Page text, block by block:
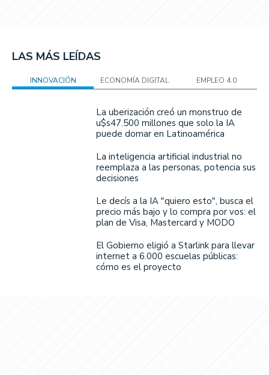
LAS MÁS LEÍDAS
INNOVACIÓN ECONOMÍA DIGITAL EMPLEO 4.0
La uberización creó un monstruo de
u$s47.500 millones que solo la IA
puede domar en Latinoamérica
La inteligencia artificial industrial no
reemplaza a las personas, potencia sus
decisiones
Le decís a la IA "quiero esto", busca el
precio más bajo y lo compra por vos: el
plan de Visa, Mastercard y MODO
El Gobierno eligió a Starlink para llevar
internet a 6.000 escuelas públicas:
cómo es el proyecto